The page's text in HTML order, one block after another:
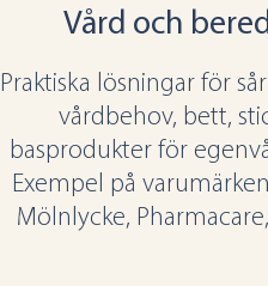
Vård och
Praktiska lösningar för
vårdbehov, bett,
basprodukter för
Exempel på
Mölnlycke,